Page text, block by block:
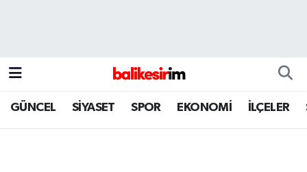
GÜNCEL SİYASET SPOR EKONOMİ İLÇELER